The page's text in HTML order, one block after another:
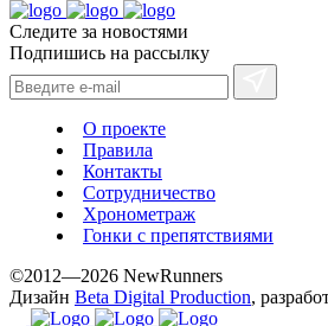
Следите за новостями
Подпишись на рассылку
О проекте
Правила
Контакты
Сотрудничество
Хронометраж
Гонки с препятствиями
©2012—2026 NewRunners
Дизайн Beta Digital Production,